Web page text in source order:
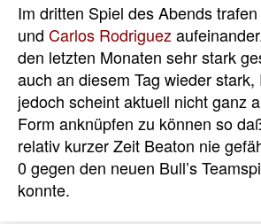
Im dritten Spiel des Abends trafen
und Carlos Rodriguez
den letzten Monaten sehr stark
auch an diesem Tag wieder stark,
jedoch scheint aktuell nicht ganz
Form anknüpfen zu können so
relativ kurzer Zeit Beaton nie
0 gegen den neuen Bull’s
konnte.